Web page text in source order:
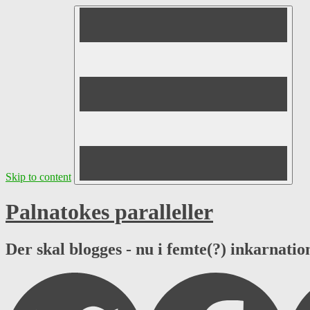
Skip to content
Palnatokes paralleller
Der skal blogges - nu i femte(?)